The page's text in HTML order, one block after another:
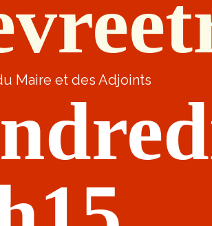
Maire et des Adjoints